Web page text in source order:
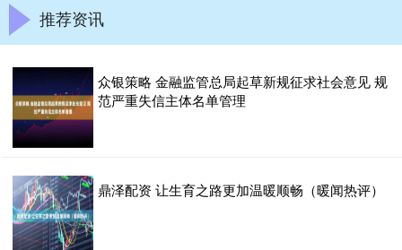
推荐资讯
众银策略 金融监管总局起草新规征求社会意见 规
范严重失信主体名单管理
鼎泽配资 让生育之路更加温暖顺畅（暖闻热评）